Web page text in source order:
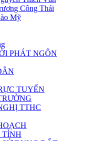
Công Thái
Mỹ
PHÁT NGÔN
TUYẾN
TTHC
TỈNH